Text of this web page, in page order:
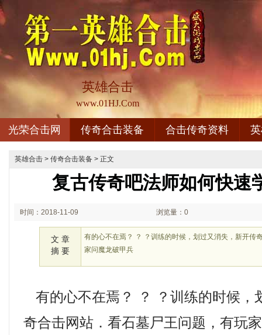
英雄合击
www.01HJ.Com
光荣合击网 传奇合击装备 合击传奇资料
英雄合击 > 传奇合击装备 > 正文
复古传奇吧法师如何快速
时间：2018-11-09 浏览量：0
文 章
摘 要
有的心不在焉？ ？ ？训练的时候，划过又消失，新开传
家问魔龙破甲兵
有的心不在焉？ ？ ？训练的时候，
奇合击网站．看石墓尸王问题，有玩